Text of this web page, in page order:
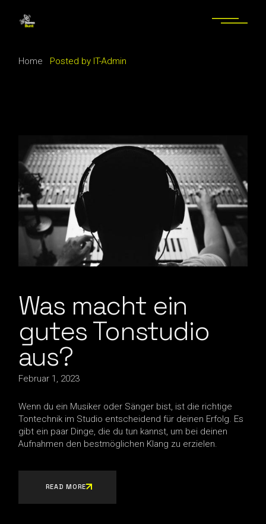
content
Home Posted by IT-Admin
Was macht ein
gutes Tonstudio
aus?
Februar 1, 2023
Wenn du ein Musiker oder Sänger bist, ist die richtige
Tontechnik im Studio entscheidend für deinen Erfolg. Es
gibt ein paar Dinge, die du tun kannst, um bei deinen
Aufnahmen den bestmöglichen Klang zu erzielen.
READ MORE